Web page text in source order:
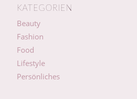
KATEGORIEN
Beauty
Fashion
Food
Lifestyle
Persönliches